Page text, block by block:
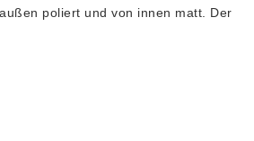
poliert und von innen matt. Der